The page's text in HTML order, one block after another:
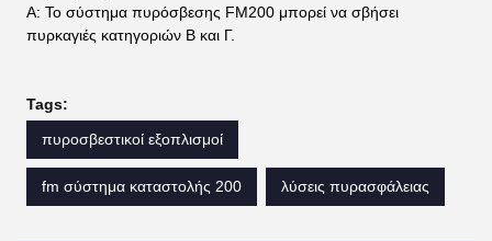
Α: Το σύστημα πυρόσβεσης FM200 μπορεί να σβήσει
πυρκαγιές κατηγοριών Β και Γ.
Tags:
πυροσβεστικοί εξοπλισμοί
fm σύστημα καταστολής 200 λύσεις πυρασφάλειας